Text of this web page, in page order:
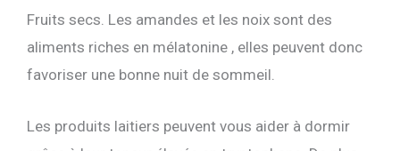
Fruits secs. Les amandes et les noix sont des
aliments riches en mélatonine , elles peuvent donc
favoriser une bonne nuit de sommeil.
Les produits laitiers peuvent vous aider à dormir